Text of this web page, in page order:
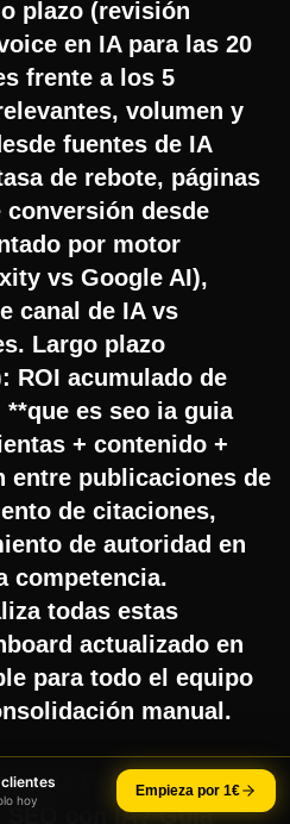
plazo (revisión
en IA para las 20
frente a los 5
volumen y
fuentes de IA
de rebote, páginas
conversión desde
por motor
vs Google AI),
canal de IA vs
Largo plazo
ROI acumulado de
es seo ia guia
+ contenido +
entre publicaciones de
de citaciones,
de autoridad en
competencia.
todas estas
actualizado en
para todo el equipo
manual.
Específica para
con IA? Guía
hoy
Empieza por 1€